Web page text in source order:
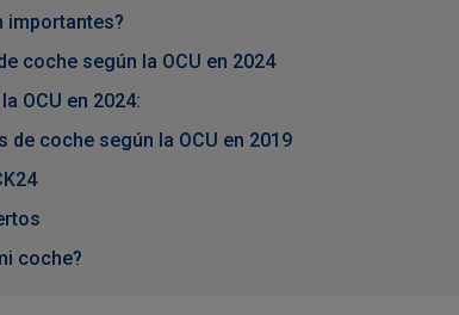
importantes?
coche según la OCU en 2024
OCU en 2024:
coche según la OCU en 2019
coche?